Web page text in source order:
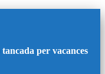
tancada per vacances